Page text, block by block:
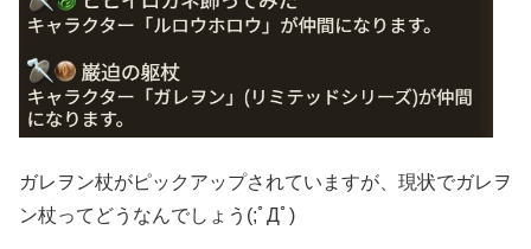
ガレヲン杖がピックアップされていますが、現状でガレヲ
ン杖ってどうなんでしょう(;ﾟДﾟ)